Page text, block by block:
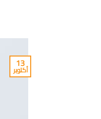
13
أكتوبر